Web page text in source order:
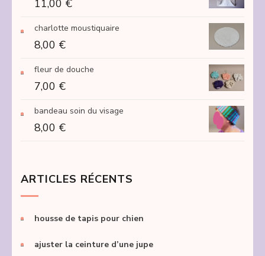
11,00 €
charlotte moustiquaire
8,00 €
fleur de douche
7,00 €
bandeau soin du visage
8,00 €
ARTICLES RÉCENTS
housse de tapis pour chien
ajuster la ceinture d’une jupe